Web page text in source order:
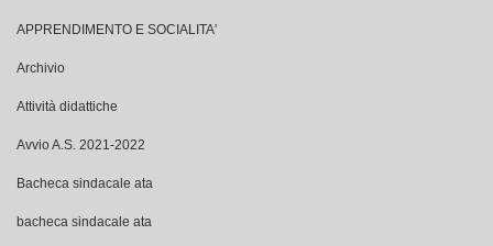
APPRENDIMENTO E SOCIALITA'
Archivio
Attività didattiche
Avvio A.S. 2021-2022
Bacheca sindacale ata
bacheca sindacale ata